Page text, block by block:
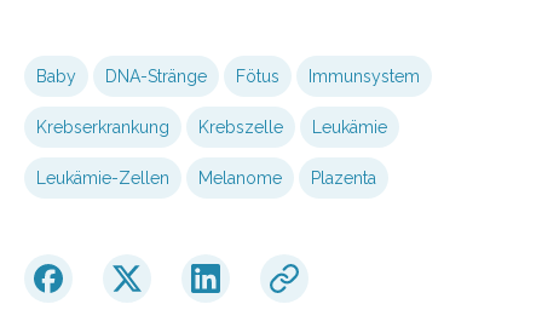
Baby DNA-Stränge Fötus Immunsystem
Krebserkrankung Krebszelle Leukämie
Leukämie-Zellen Melanome Plazenta